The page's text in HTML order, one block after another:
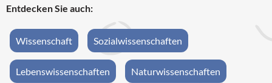
Entdecken Sie auch:
Wissenschaft Sozialwissenschaften
Lebenswissenschaften Naturwissenschaften